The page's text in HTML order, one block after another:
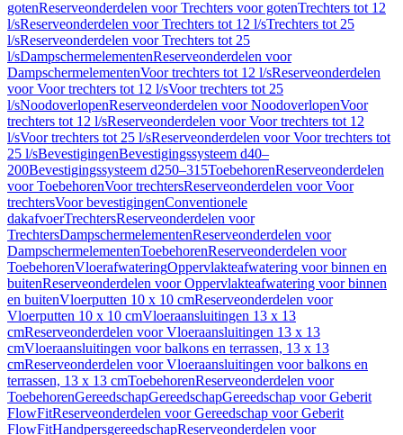
gotenReserveonderdelen voor Trechters voor gotenTrechters tot 12
l/sReserveonderdelen voor Trechters tot 12 l/sTrechters tot 25
l/sReserveonderdelen voor Trechters tot 25
l/sDampschermelementenReserveonderdelen voor
DampschermelementenVoor trechters tot 12 l/sReserveonderdelen
voor Voor trechters tot 12 l/sVoor trechters tot 25
l/sNoodoverlopenReserveonderdelen voor NoodoverlopenVoor
trechters tot 12 l/sReserveonderdelen voor Voor trechters tot 12
l/sVoor trechters tot 25 l/sReserveonderdelen voor Voor trechters tot
25 l/sBevestigingenBevestigingssysteem d40–
200Bevestigingssysteem d250–315ToebehorenReserveonderdelen
voor ToebehorenVoor trechtersReserveonderdelen voor Voor
trechtersVoor bevestigingenConventionele
dakafvoerTrechtersReserveonderdelen voor
TrechtersDampschermelementenReserveonderdelen voor
DampschermelementenToebehorenReserveonderdelen voor
ToebehorenVloerafwateringOppervlakteafwatering voor binnen en
buitenReserveonderdelen voor Oppervlakteafwatering voor binnen
en buitenVloerputten 10 x 10 cmReserveonderdelen voor
Vloerputten 10 x 10 cmVloeraansluitingen 13 x 13
cmReserveonderdelen voor Vloeraansluitingen 13 x 13
cmVloeraansluitingen voor balkons en terrassen, 13 x 13
cmReserveonderdelen voor Vloeraansluitingen voor balkons en
terrassen, 13 x 13 cmToebehorenReserveonderdelen voor
ToebehorenGereedschapGereedschapGereedschap voor Geberit
FlowFitReserveonderdelen voor Gereedschap voor Geberit
FlowFitHandpersgereedschapReserveonderdelen voor